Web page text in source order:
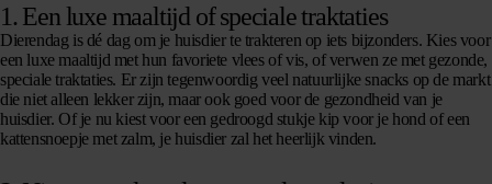
1.Een luxe maaltijd of speciale traktaties
Dierendag is dé dag om je huisdier te trakteren op iets bijzonders. Kies voor
een luxe maaltijd met hun favoriete vlees of vis, of verwen ze met gezonde,
speciale traktaties. Er zijn tegenwoordig veel natuurlijke snacks op de markt
die niet alleen lekker zijn, maar ook goed voor de gezondheid van je
huisdier. Of je nu kiest voor een gedroogd stukje kip voor je hond of een
kattensnoepje met zalm, je huisdier zal het heerlijk vinden.